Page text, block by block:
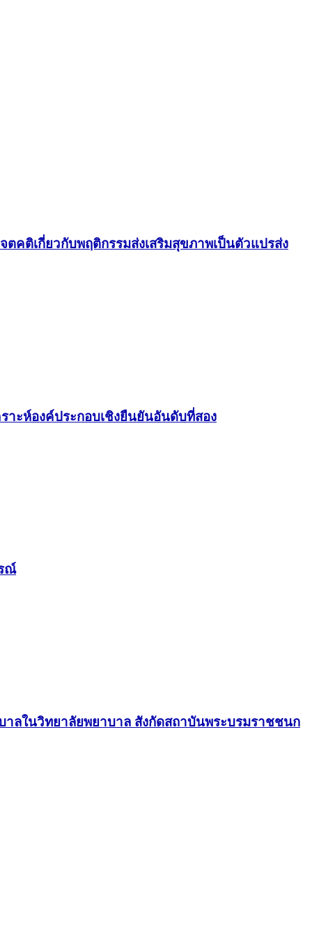
คติเกี่ยวกับพฤติกรรมส่งเสริมสุขภาพเป็นตัวแปรส่ง
ะห์องค์ประกอบเชิงยืนยันอันดับที่สอง
ณ์
าลในวิทยาลัยพยาบาล สังกัดสถาบันพระบรมราชชนก